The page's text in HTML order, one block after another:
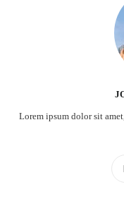
Lorem ipsum dolor sit